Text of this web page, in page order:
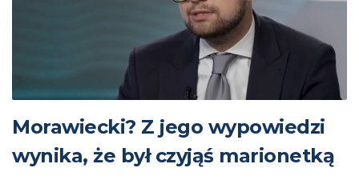
Morawiecki? Z jego wypowiedzi
wynika, że był czyjąś marionetką